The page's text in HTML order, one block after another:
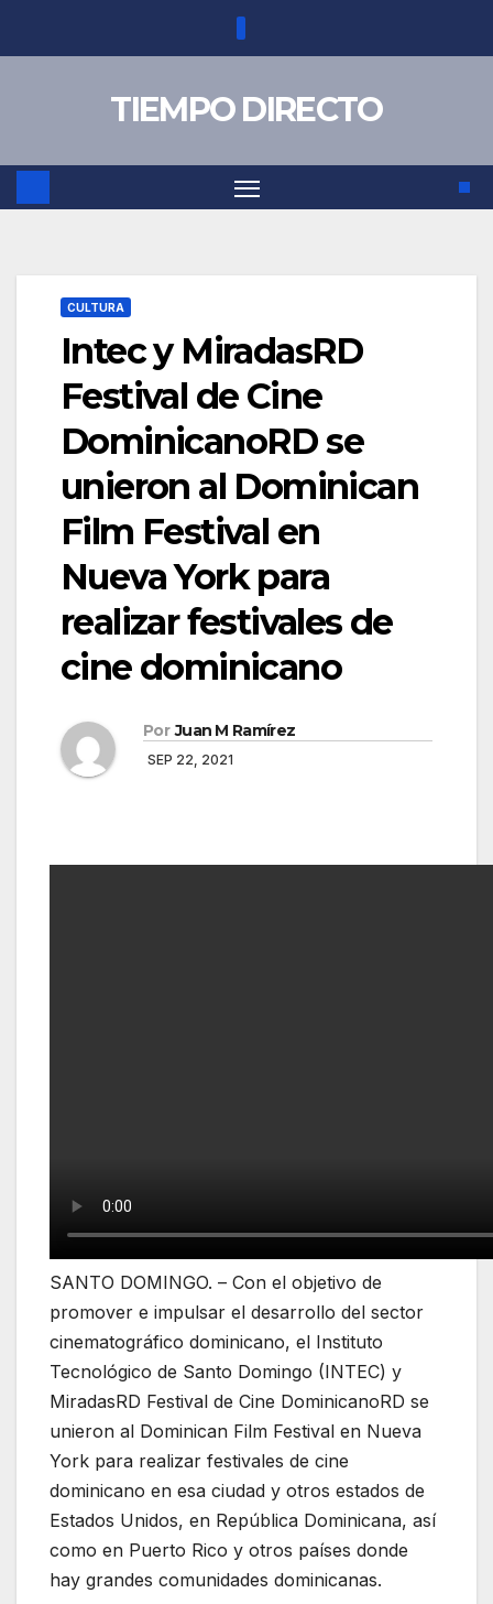
TIEMPO DIRECTO
CULTURA
Intec y MiradasRD
Festival de Cine
DominicanoRD se
unieron al Dominican
Film Festival en
Nueva York para
realizar festivales de
cine dominicano
Por Juan M Ramírez
SEP 22, 2021
SANTO DOMINGO. – Con el objetivo de
promover e impulsar el desarrollo del sector
cinematográfico dominicano, el Instituto
Tecnológico de Santo Domingo (INTEC) y
MiradasRD Festival de Cine DominicanoRD se
unieron al Dominican Film Festival en Nueva
York para realizar festivales de cine
dominicano en esa ciudad y otros estados de
Estados Unidos, en República Dominicana, así
como en Puerto Rico y otros países donde
hay grandes comunidades dominicanas.